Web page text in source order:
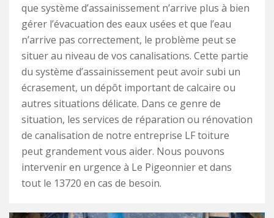
que système d’assainissement n’arrive plus à bien
gérer l’évacuation des eaux usées et que l’eau
n’arrive pas correctement, le problème peut se
situer au niveau de vos canalisations. Cette partie
du système d’assainissement peut avoir subi un
écrasement, un dépôt important de calcaire ou
autres situations délicate. Dans ce genre de
situation, les services de réparation ou rénovation
de canalisation de notre entreprise LF toiture
peut grandement vous aider. Nous pouvons
intervenir en urgence à Le Pigeonnier et dans
tout le 13720 en cas de besoin.